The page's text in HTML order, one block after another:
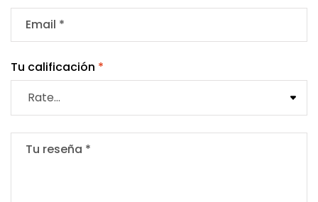
Tu calificación *